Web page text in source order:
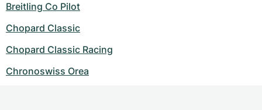
Breitling Co Pilot
Chopard Classic
Chopard Classic Racing
Chronoswiss Orea